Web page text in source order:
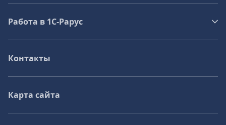
Работа в 1С‑Рарус
Контакты
Карта сайта